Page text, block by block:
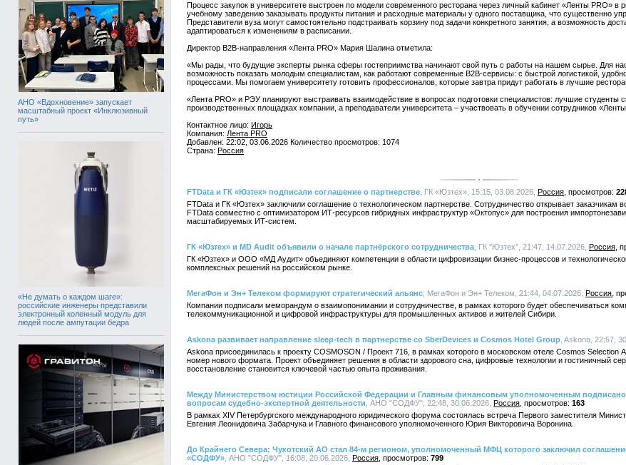
АНО «Вдохновение» запускает
масштабный проект «Инклюзивный
путь»
«Не думать о каждом шаге»:
российские инженеры представили
электронный коленный модуль для
людей после ампутации бедра
Процесс закупок в университете выстроен по модели современного ресторана через личный кабинет «Ленты PRO» в
учебному заведению заказывать продукты питания и расходные материалы у одного поставщика, что существенно
Представители вуза могут самостоятельно подстраивать корзину под задачи конкретного занятия, а возможность
адаптироваться к изменениям в расписании.
Директор B2B-направления «Лента PRO» Мария Шалина отметила:
«Мы рады, что будущие эксперты рынка сферы гостеприимства начинают свой путь с работы на нашем сырье. Для
возможность показать молодым специалистам, как работают современные B2B-сервисы: с быстрой логистикой,
процессами. Мы помогаем университету готовить профессионалов, которые завтра придут работать в лучшие
«Лента PRO» и РЭУ планируют выстраивать взаимодействие в вопросах подготовки специалистов: лучшие студенты
производственных площадках компании, а преподаватели университета – участвовать в обучении сотрудников
Контактное лицо: Игорь
Компания: Лента PRO
Добавлен: 22:02, 03.06.2026 Количество просмотров: 1074
Страна: Россия
FTData и ГК «Юзтех» подписали соглашение о партнерстве , ГК «Юзтех», 15:15, 03.08.2026, Россия
FTData и ГК «Юзтех» заключили соглашение о технологическом партнерстве. Сотрудничество открывает заказчикам
FTData совместно с оптимизатором ИТ-ресурсов гибридных инфраструктур «Октопус» для построения
масштабируемых ИТ-систем.
ГК «Юзтех» и MD Audit объявили о начале партнёрского сотрудничества , ГК "Юзтех", 21:47, 14.07.2026, Россия
ГК «Юзтех» и ООО «МД Аудит» объединяют компетенции в области цифровизации бизнес-процессов и
комплексных решений на российском рынке.
МегаФон и Эн+ Телеком формируют стратегический альянс , МегаФон и Эн+ Телеком, 21:44, 04.07.2026, Россия
Компании подписали меморандум о взаимопонимании и сотрудничестве, в рамках которого будет обеспечиваться
телекоммуникационной и цифровой инфраструктуры для промышленных активов и жителей Сибири.
Askona развивает направление sleep-tech в партнерстве со SberDevices и Cosmos Hotel Group , Askona, 22:57,
Askona присоединилась к проекту COSMOSON / Проект 716, в рамках которого в московском отеле Cosmos Selection
номер нового формата. Проект объединяет решения в области здорового сна, цифровые технологии и гостиничный
восстановление становится ключевой частью опыта проживания.
Между Министерством юстиции Российской Федерации и Главным финансовым уполномоченным подписано
вопросам судебно-экспертной деятельности , АНО "СОДФУ", 22:48, 30.06.2026, Россия
163
В рамках XIV Петербургского международного юридического форума состоялась встреча Первого заместителя
Евгения Леонидовича Забарчука и Главного финансового уполномоченного Юрия Викторовича Воронина.
До Крайнего Севера: Чукотский АО стал 84-м регионом, уполномоченный МФЦ которого заключил
«СОДФУ» , АНО "СОДФУ", 16:08, 20.06.2026, Россия
799